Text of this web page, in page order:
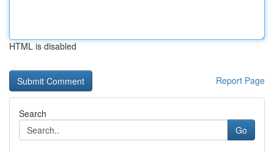
HTML is disabled
Report Page
Search
Go